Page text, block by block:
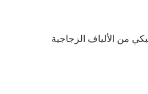
من الألياف الزجاجية